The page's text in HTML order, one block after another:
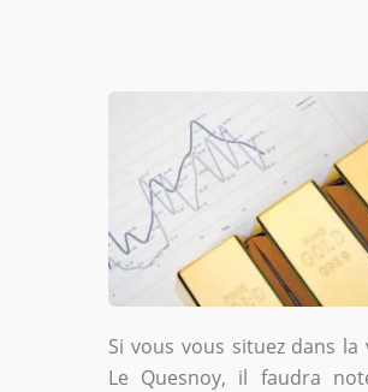
Si vous vous situez dans la
Le Quesnoy, il faudra